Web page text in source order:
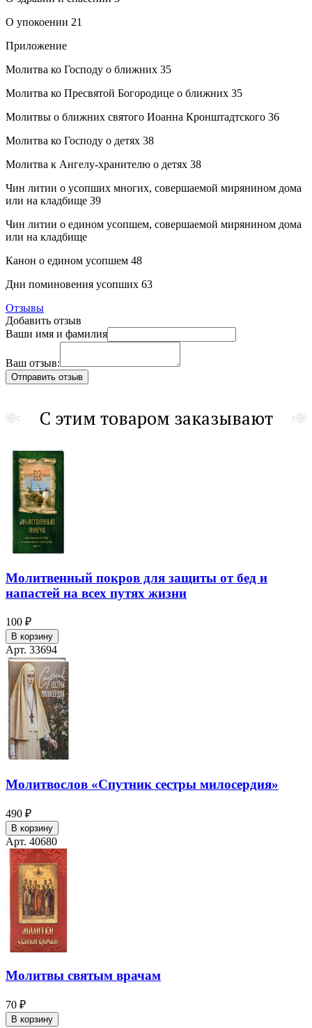
О упокоении 21
Приложение
Молитва ко Господу о ближних 35
Молитва ко Пресвятой Богородице о ближних 35
Молитвы о ближних святого Иоанна Кронштадтского 36
Молитва ко Господу о детях 38
Молитва к Ангелу-хранителю о детях 38
Чин литии о усопших многих, совершаемой мирянином дома
или на кладбище 39
Чин литии о едином усопшем, совершаемой мирянином дома
или на кладбище
Канон о едином усопшем 48
Дни поминовения усопших 63
Отзывы
Добавить отзыв
Ваши имя и фамилия
Ваш отзыв:
С этим товаром заказывают
Молитвенный покров для защиты от бед и
напастей на всех путях жизни
100 ₽
В корзину
Арт. 33694
Молитвослов «Спутник сестры милосердия»
490 ₽
В корзину
Арт. 40680
Молитвы святым врачам
70 ₽
В корзину